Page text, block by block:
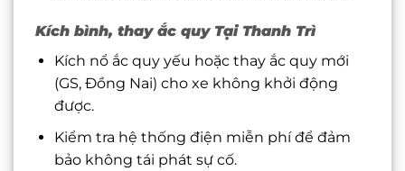
Kích bình, thay ắc quy Tại Thanh Trì
Kích nổ ắc quy yếu hoặc thay ắc quy mới
(GS, Đồng Nai) cho xe không khởi động
được.
Kiểm tra hệ thống điện miễn phí để đảm
bảo không tái phát sự cố.